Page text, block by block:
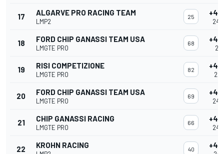
17 ALGARVE PRO RACING TEAM
LMP2
25
18 FORD CHIP GANASSI TEAM USA
LMGTE PRO
68
19 RISI COMPETIZIONE
LMGTE PRO
82
20 FORD CHIP GANASSI TEAM USA
LMGTE PRO
69
21 CHIP GANASSI RACING
LMGTE PRO
66
22 KROHN RACING 40